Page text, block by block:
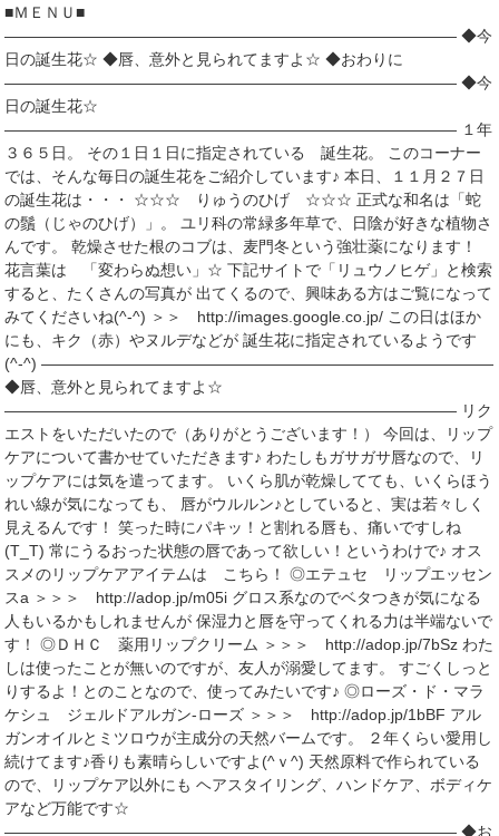
■ＭＥＮＵ■
――――――――――――――――――――――――――――― ◆今
日の誕生花☆ ◆唇、意外と見られてますよ☆ ◆おわりに
――――――――――――――――――――――――――――― ◆今
日の誕生花☆
――――――――――――――――――――――――――――― １年
３６５日。 その１日１日に指定されている 誕生花。 このコーナー
では、そんな毎日の誕生花をご紹介しています♪ 本日、１１月２７日
の誕生花は・・・ ☆☆☆ りゅうのひげ ☆☆☆ 正式な和名は「蛇
の鬚（じゃのひげ）」。 ユリ科の常緑多年草で、日陰が好きな植物さ
んです。 乾燥させた根のコブは、麦門冬という強壮薬になります！
花言葉は 「変わらぬ想い」☆ 下記サイトで「リュウノヒゲ」と検索
すると、たくさんの写真が 出てくるので、興味ある方はご覧になって
みてくださいね(^-^) ＞＞ http://images.google.co.jp/ この日はほか
にも、キク（赤）やヌルデなどが 誕生花に指定されているようです
(^-^) ―――――――――――――――――――――――――――――
◆唇、意外と見られてますよ☆
――――――――――――――――――――――――――――― リク
エストをいただいたので（ありがとうございます！） 今回は、リップ
ケアについて書かせていただきます♪ わたしもガサガサ唇なので、リ
ップケアには気を遣ってます。 いくら肌が乾燥してても、いくらほう
れい線が気になっても、 唇がウルルン♪としていると、実は若々しく
見えるんです！ 笑った時にパキッ！と割れる唇も、痛いですしね
(T_T) 常にうるおった状態の唇であって欲しい！というわけで♪ オス
スメのリップケアアイテムは こちら！ ◎エテュセ リップエッセン
スa ＞＞＞ http://adop.jp/m05i グロス系なのでベタつきが気になる
人もいるかもしれませんが 保湿力と唇を守ってくれる力は半端ないで
す！ ◎ＤＨＣ 薬用リップクリーム ＞＞＞ http://adop.jp/7bSz わた
しは使ったことが無いのですが、友人が溺愛してます。 すごくしっと
りするよ！とのことなので、使ってみたいです♪ ◎ローズ・ド・マラ
ケシュ ジェルドアルガン‐ローズ ＞＞＞ http://adop.jp/1bBF アル
ガンオイルとミツロウが主成分の天然バームです。 ２年くらい愛用し
続けてます♪香りも素晴らしいですよ(^ｖ^) 天然原料で作られている
ので、リップケア以外にも ヘアスタイリング、ハンドケア、ボディケ
アなど万能です☆
――――――――――――――――――――――――――――― ◆お